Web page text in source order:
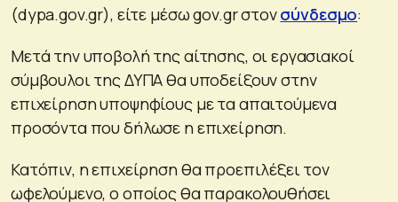
(dypa.gov.gr), είτε μέσω gov.gr στονσύνδεσμο:
Μετά την υποβολή της αίτησης, οι εργασιακοί
σύμβουλοι της ΔΥΠΑ θα υποδείξουν στην
επιχείρηση υποψηφίους με τα απαιτούμενα
προσόντα που δήλωσε η επιχείρηση.
Κατόπιν, η επιχείρηση θα προεπιλέξει τον
ωφελούμενο, ο οποίος θα παρακολουθήσει